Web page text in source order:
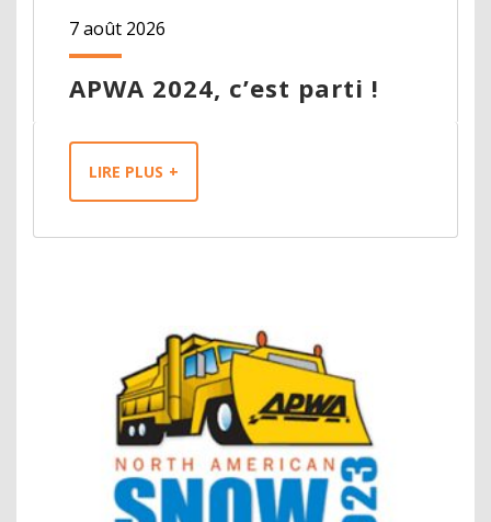
APWA 2024, c’est parti !
7 août 2026
LIRE PLUS